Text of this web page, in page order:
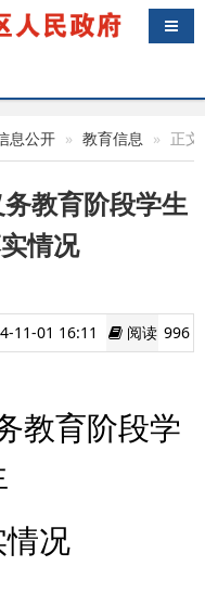
导航
息公开 教育信息 正文
教育阶段学生
情况
11-01 16:11 阅读 996
教育阶段学
情况